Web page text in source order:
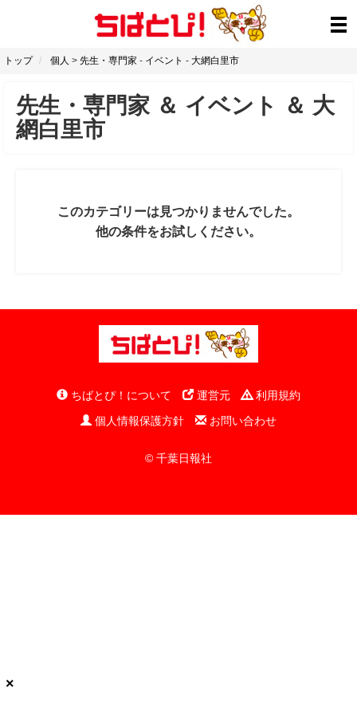
トップ 個人 > 先生・専門家 - イベント - 大網白里市
先生・専門家 ＆ イベント ＆ 大
網白里市
このカテゴリーは見つかりませんでした。
他の条件をお試しください。
ちばとぴ！について 運営元
利用規約
個人情報保護方針
お問い合わせ
© 千葉日報社
×